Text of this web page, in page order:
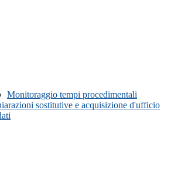
Monitoraggio tempi procedimentali
sostitutive e acquisizione d'ufficio